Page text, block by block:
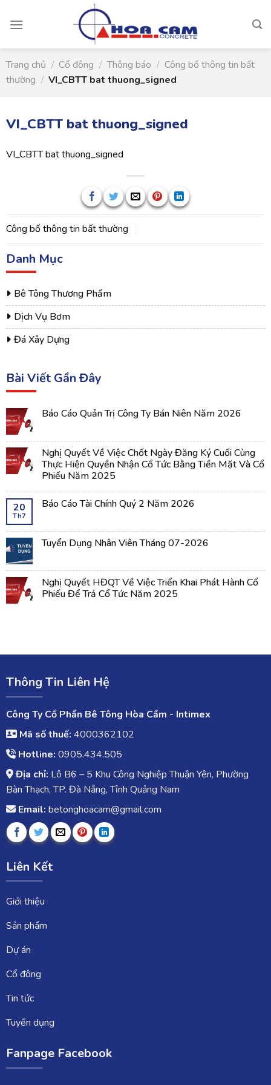
Trang chủ / Cổ đông / Thông báo / Công bố thông tin bất
thường / VI_CBTT bat thuong_signed
VI_CBTT bat thuong_signed
VI_CBTT bat thuong_signed
Công bố thông tin bất thường
Danh Mục
Bê Tông Thương Phẩm
Dịch Vụ Bơm
Đá Xây Dựng
Bài Viết Gần Đây
Báo Cáo Quản Trị Công Ty Bán Niên Năm 2026
Nghị Quyết Về Việc Chốt Ngày Đăng Ký Cuối Cùng
Thực Hiện Quyền Nhận Cổ Tức Bằng Tiền Mặt Và Cổ
Phiếu Năm 2025
20
Th7
Báo Cáo Tài Chính Quý 2 Năm 2026
Tuyển Dụng Nhân Viên Tháng 07-2026
Nghị Quyết HĐQT Về Việc Triển Khai Phát Hành Cổ
Phiếu Để Trả Cổ Tức Năm 2025
Thông Tin Liên Hệ
Công Ty Cổ Phần Bê Tông Hòa Cầm - Intimex
Mã số thuế: 4000362102
Hotline: 0905.434.505
Địa chỉ: Lô B6 – 5 Khu Công Nghiệp Thuận Yên, Phường
Bàn Thạch, TP. Đà Nẵng, Tỉnh Quảng Nam
Email: betonghoacam@gmail.com
Liên Kết
Giới thiệu
Sản phẩm
Dự án
Cổ đông
Tin tức
Tuyển dụng
Fanpage Facebook